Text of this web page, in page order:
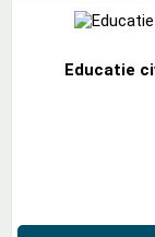
Educatie